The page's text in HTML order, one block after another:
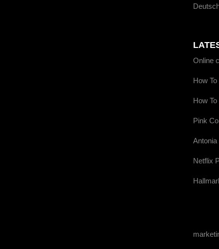
Online
How
How
Pink
Netflix